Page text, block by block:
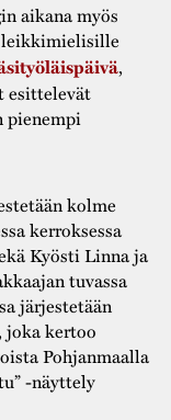
aikana myös
,
esittelevät
pienempi
kolme
kerroksessa
Kyösti Linna ja
tuvassa
järjestetään
joka kertoo
Pohjanmaalla
-näyttely